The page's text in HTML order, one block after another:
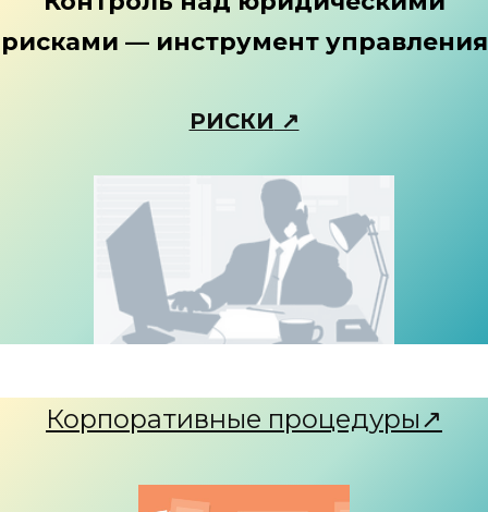
рисками — инструмент управления
РИСКИ ↗
Корпоративные процедуры↗